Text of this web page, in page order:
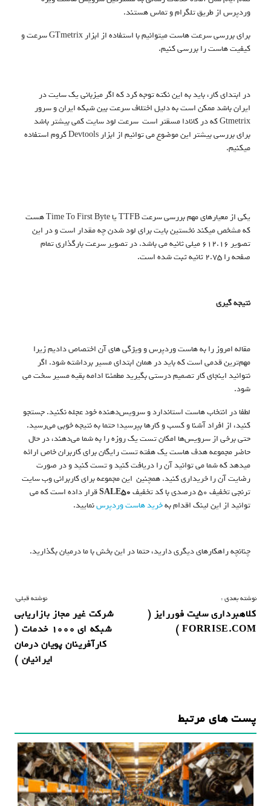
وردپرس از طریق تلگرام و تماس هستند.
برای بررسی سرعت هاست میتوانیم با استفاده از ابزار GTmetrix سرعت و
کیفیت هاست را بررسی کنیم.
در ابتدای کار، باید به این نکته توجه کرد که اگر میزبانی یک سایت در
ایران باشد ممکن است به دلیل اختلاف سرعت بین شبکه ایران و سرور
Gtmetrix که در کانادا مسقتر است سرعت لود سایت کمی بیشتر باشد
برای بررسی بیشتر این موضوع می توانیم از ابزار Devtools کروم استفاده
میکنیم.
یکی از معیارهای مهم بررسی سرعت TTFB یا Time To First Byte هست
که مشخص میکند نخستین بایت برای لود شدن چه مقدار است و در این
تصویر 612.16 میلی ثانیه می باشد. در تصویر سرعت بارگذاری تمام
صفحه را 2.75 ثانیه ثبت شده است.
نتیجه گیری
مقاله امروز را به هاست وردپرس و ویژگی های آن اختصاص دادیم زیرا
مهم‌ترین قدمی است که باید در همان ابتدای مسیر برداشته شود. اگر
نتوانید اینجای کار تصمیم درستی بگیرید مطمئنا ادامه بقیه مسیر سخت می
شود.
لطفا در انتخاب هاست استاندارد و سرویس‌دهنده خود عجله نکنید. جستجو
کنید، از افراد آشنا و کسب و کارها بپرسید؛ حتما به نتیجه خوبی می‌رسید.
حتی برخی از سرویس‌ها امکان تست یک روزه را به شما می‌دهند، در حال
حاضر مجموعه هدف هاست یک هفته تست رایگان برای کاربران خاص ارائه
میدهد که شما می توانید آن را دریافت کنید و تست کنید و در صورت
رضایت آن را خریداری کنید. همچنین این مجموعه برای کاربرانی وب سایت
ترنجی تخفیف 50 درصدی با کد تخفیف
SALE50قرار داده است که می
توانید از این لینک اقدام بهخرید هاست وردپرسنمایید.
چنانچه راهکارهای دیگری دارید، حتما در این بخش با ما درمیان بگذارید.
ر
ا
ن
و
ش
ت
ه
نوشته قبلی:
شرکت غیر مجاز بازاریابی
شبکه ای 1000 خدمات (
کارآفرینان پویان درمان
ایرانیان )
نوشته بعدی :
کلاهبرداری سایت فوررایز (
FORRISE.COM )
پست های مرتبط